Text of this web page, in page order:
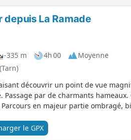
depuis La Ramade
-335 m 4h 00
Moyenne
découvrir un point de vue
Passage par de charmants
en majeur partie ombragé,
le GPX